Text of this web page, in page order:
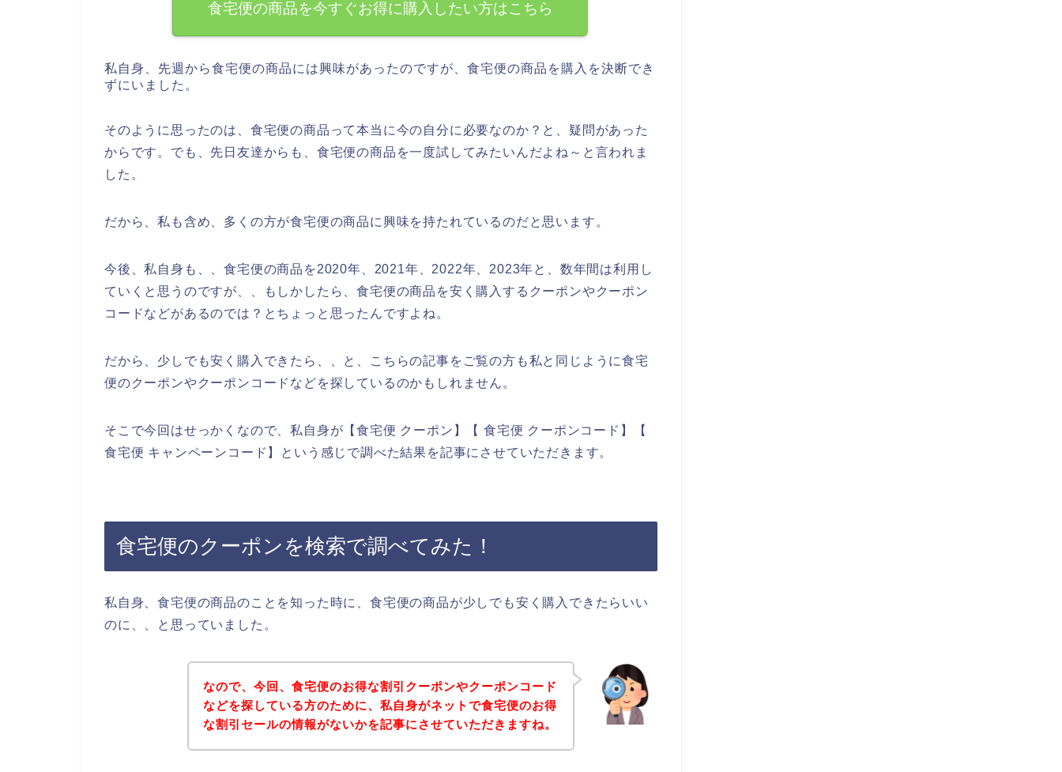
食宅便の商品を今すぐお得に購入したい方はこちら
私自身、先週から食宅便の商品には興味があったのですが、食宅便の商品を購入を決断でき
ずにいました。
そのように思ったのは、食宅便の商品って本当に今の自分に必要なのか？と、疑問があった
からです。でも、先日友達からも、食宅便の商品を一度試してみたいんだよね～と言われま
した。
だから、私も含め、多くの方が食宅便の商品に興味を持たれているのだと思います。
今後、私自身も、、食宅便の商品を2020年、2021年、2022年、2023年と、数年間は利用し
ていくと思うのですが、、もしかしたら、食宅便の商品を安く購入するクーポンやクーポン
コードなどがあるのでは？とちょっと思ったんですよね。
だから、少しでも安く購入できたら、、と、こちらの記事をご覧の方も私と同じように食宅
便のクーポンやクーポンコードなどを探しているのかもしれません。
そこで今回はせっかくなので、私自身が【食宅便 クーポン】【 食宅便 クーポンコード】【
食宅便 キャンペーンコード】という感じで調べた結果を記事にさせていただきます。
食宅便のクーポンを検索で調べてみた！
私自身、食宅便の商品のことを知った時に、食宅便の商品が少しでも安く購入できたらいい
のに、、と思っていました。
なので、今回、食宅便のお得な割引クーポンやクーポンコード
などを探している方のために、私自身がネットで食宅便のお得
な割引セールの情報がないかを記事にさせていただきますね。